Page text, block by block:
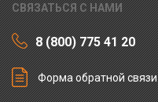
СВЯЗАТЬСЯ С НАМИ
8 (800) 775 41 20
Форма обратной связи